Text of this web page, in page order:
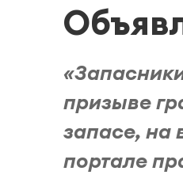
призыве
запасе, на
портале